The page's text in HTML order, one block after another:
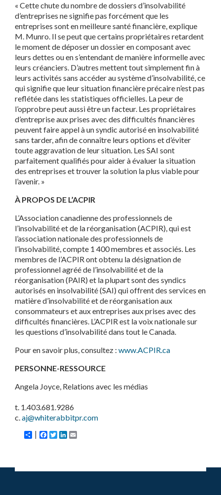
« Cette chute du nombre de dossiers d’insolvabilité
d’entreprises ne signifie pas forcément que les
entreprises sont en meilleure santé financière, explique
M. Munro. Il se peut que certains propriétaires retardent
le moment de déposer un dossier en composant avec
leurs dettes ou en s’entendant de manière informelle avec
leurs créanciers. D’autres mettent tout simplement fin à
leurs activités sans accéder au système d’insolvabilité, ce
qui signifie que leur situation financière précaire n’est pas
reflétée dans les statistiques officielles. La peur de
l’opprobre peut aussi être un facteur. Les propriétaires
d’entreprise aux prises avec des difficultés financières
peuvent faire appel à un syndic autorisé en insolvabilité
sans tarder, afin de connaître leurs options et d’éviter
toute aggravation de leur situation. Les SAI sont
parfaitement qualifiés pour aider à évaluer la situation
des entreprises et trouver la solution la plus viable pour
l’avenir. »
À PROPOS DE L’ACPIR
L’Association canadienne des professionnels de
l’insolvabilité et de la réorganisation (ACPIR), qui est
l’association nationale des professionnels de
l’insolvabilité, compte 1 400 membres et associés. Les
membres de l’ACPIR ont obtenu la désignation de
professionnel agréé de l’insolvabilité et de la
réorganisation (PAIR) et la plupart sont des syndics
autorisés en insolvabilité (SAI) qui offrent des services en
matière d’insolvabilité et de réorganisation aux
consommateurs et aux entreprises aux prises avec des
difficultés financières. L’ACPIR est la voix nationale sur
les questions d’insolvabilité dans tout le Canada.
Pour en savoir plus, consultez : www.ACPIR.ca
PERSONNE-RESSOURCE
Angela Joyce, Relations avec les médias
t. 1.403.681.9286
c.aj@whiterabbitpr.com
Share Facebook
TwitterLinkedIn